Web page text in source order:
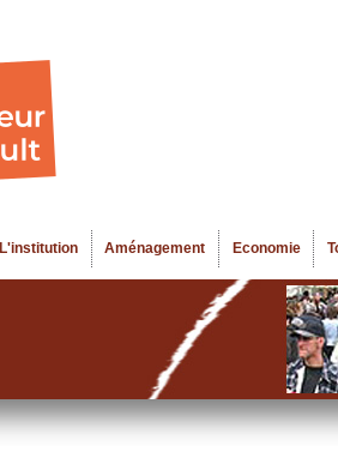
L'institution Aménagement Economie